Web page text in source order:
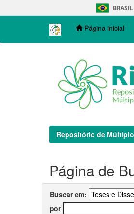
navigation
BRASIL
Página inicial
Repositório de
Página de
Buscar em:
por